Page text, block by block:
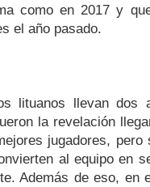
como en 2017 y
el año pasado.
lituanos llevan dos
la revelación
jugadores,
al equipo en
Además de eso, en